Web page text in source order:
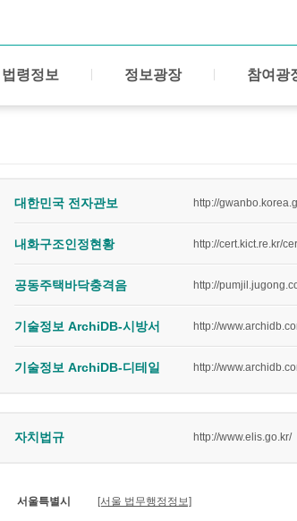
법령정보 정보광장 참여광
대한민국 전자관보 http://
내화구조인정현황 http://cert.kict.re.kr/
공동주택바닥충격음 http://
기술정보 ArchiDB-시방서 http://
기술정보 ArchiDB-디테일 http://
자치법규 http://www.elis.go.kr/
서울특별시 [서울 법무행정정보]